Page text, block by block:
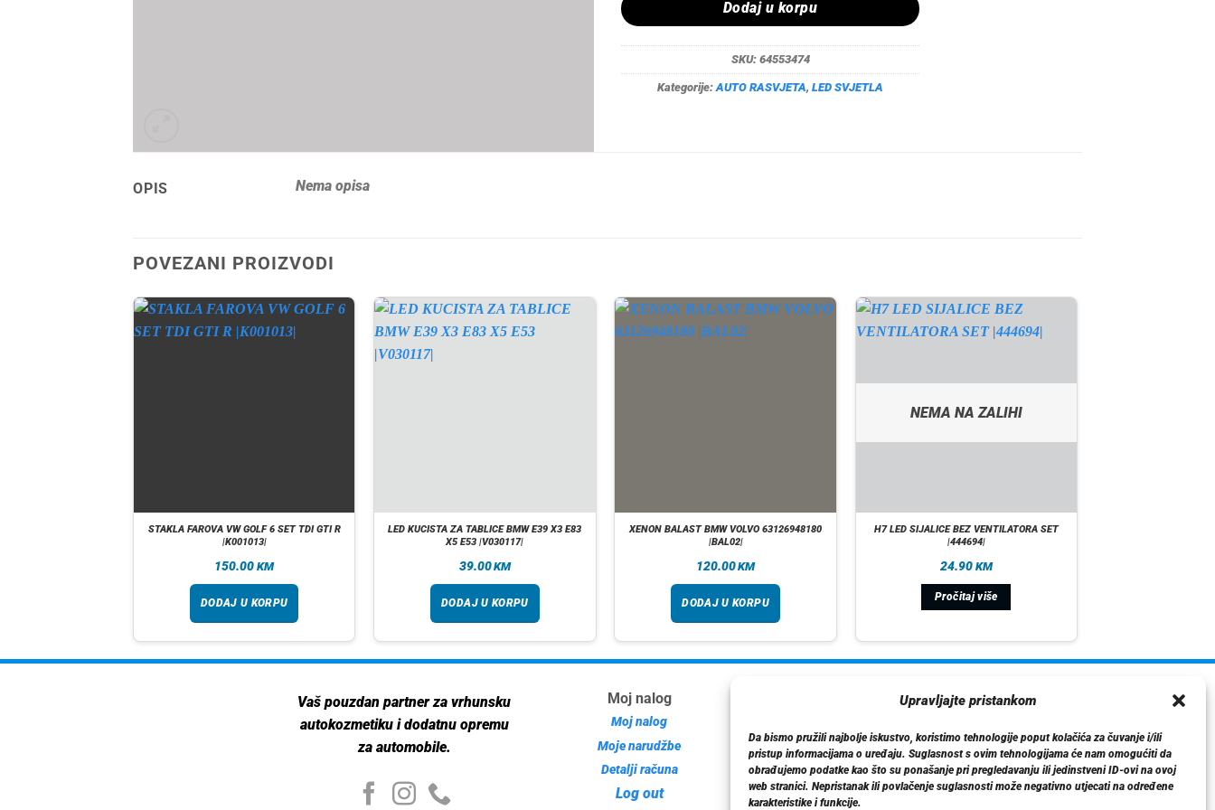
Upravljajte pristankom
Da bismo pružili najbolje iskustvo, koristimo tehnologije poput kolačića za čuvanje i/ili
pristup informacijama o uređaju. Suglasnost s ovim tehnologijama će nam omogućiti da
obrađujemo podatke kao što su ponašanje pri pregledavanju ili jedinstveni ID-ovi na ovoj
web stranici. Nepristanak ili povlačenje suglasnosti može negativno utjecati na određene
karakteristike i funkcije.
Dodaj u korpu
SKU: 64553474
Kategorije: AUTO RASVJETA, LED SVJETLA
OPIS Nema opisa
POVEZANI PROIZVODI
STAKLA FAROVA VW GOLF 6 SET TDI GTI R
|K001013|
150.00 KM
DODAJ U KORPU
LED KUCISTA ZA TABLICE BMW E39 X3 E83
X5 E53 |V030117|
39.00KM
DODAJ U KORPU
XENON BALAST BMW VOLVO 63126948180
|BAL02|
120.00KM
DODAJ U KORPU
NEMA NA ZALIHI
H7 LED SIJALICE BEZ VENTILATORA SET
|444694|
24.90 KM
Pročitaj više
Vaš pouzdan partner za vrhunsku
autokozmetiku i dodatnu opremu
za automobile.
Moj nalog
Moj nalog
Moje narudžbe
Detalji računa
Log out
Dostava
Politika privatnosti
Kontakt